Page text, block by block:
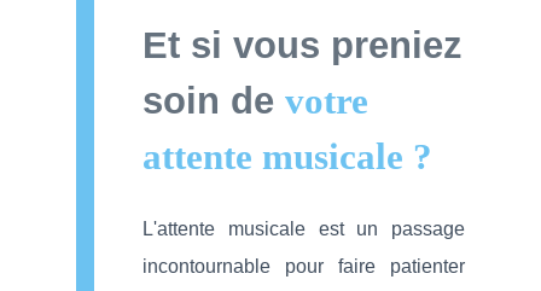
Et si vous preniez
soin de votre
attente musicale ?
L'attente musicale est un passage
incontournable pour faire patienter